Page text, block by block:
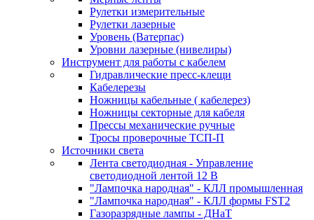
Рулетки измерительные
Рулетки лазерные
Уровень (Ватерпас)
Уровни лазерные (нивелиры)
Инструмент для работы с кабелем
Гидравлические пресс-клещи
Кабелерезы
Ножницы кабельные ( кабелерез)
Ножницы секторные для кабеля
Прессы механические ручные
Тросы проверочные ТСП-П
Источники света
Лента светодиодная - Управление
светодиодной лентой 12 В
"Лампочка народная" - КЛЛ промышленная
"Лампочка народная" - КЛЛ формы FST2
Газоразрядные лампы - ДНаТ